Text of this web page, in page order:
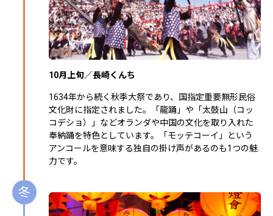
10月上旬／長崎くんち
1634年から続く秋季大祭であり、国指定重要無形民俗
文化財に指定されました。「龍踊」や「太鼓山（コッ
コデショ）」などオランダや中国の文化を取り入れた
奉納踊を特色としています。「モッテコーイ」という
アンコールを意味する独自の掛け声があるのも1つの魅
力です。
冬